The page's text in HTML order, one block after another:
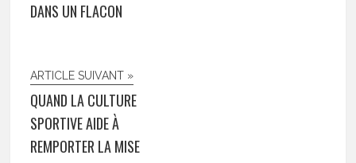
DANS UN FLACON
ARTICLE SUIVANT »
QUAND LA CULTURE
SPORTIVE AIDE À
REMPORTER LA MISE